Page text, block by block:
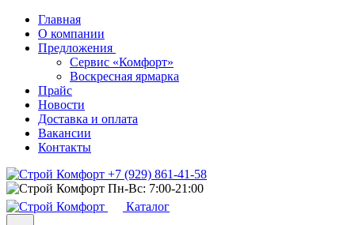
Главная
О компании
Предложения
Сервис «Комфорт»
Воскресная ярмарка
Прайс
Новости
Доставка и оплата
Вакансии
Контакты
+7 (929) 861-41-58
Пн-Вс: 7:00-21:00
Каталог